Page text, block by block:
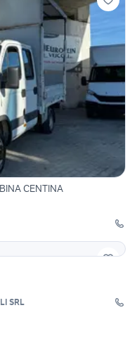
CENTINA
SRL